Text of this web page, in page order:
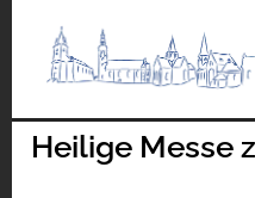
Heilige Messe